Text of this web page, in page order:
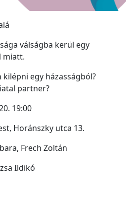
válságba kerül egy
miatt.
kilépni egy házasságból?
partner?
19:00
Horánszky utca 13.
Frech Zoltán
Ildikó